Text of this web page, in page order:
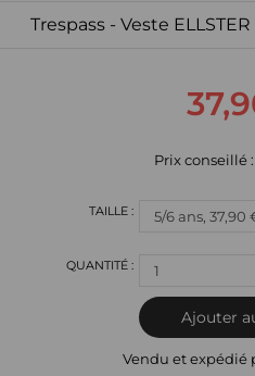
Trespass - Veste
Prix conseillé
1
Ajouter
Vendu et expédié